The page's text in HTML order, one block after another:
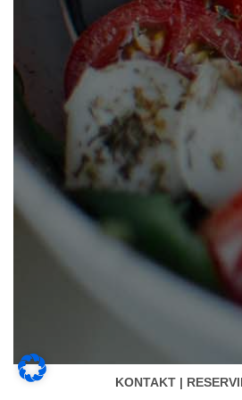
KONTAKT |